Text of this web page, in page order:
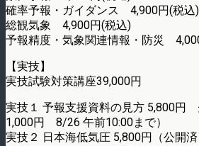
確率予報・ガイダンス 4,900円(税込)
総観気象 4,900円(税込)
予報精度・気象関連情報・防災
【実技】
実技試験対策講座39,000円
実技１ 予報支援資料の見方 5,800円
1,000円 8/26 午前10:00まで）
実技２ 日本海低気圧 5,800円（公開済